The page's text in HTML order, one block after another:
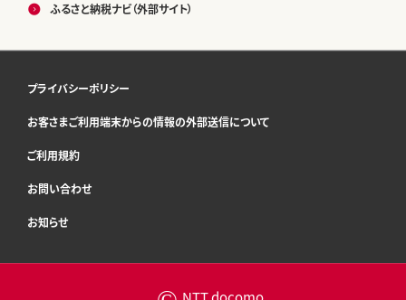
ふるさと納税ナビ（外部サイト）
プライバシーポリシー
お客さまご利用端末からの情報の外部送信について
ご利用規約
お問い合わせ
お知らせ